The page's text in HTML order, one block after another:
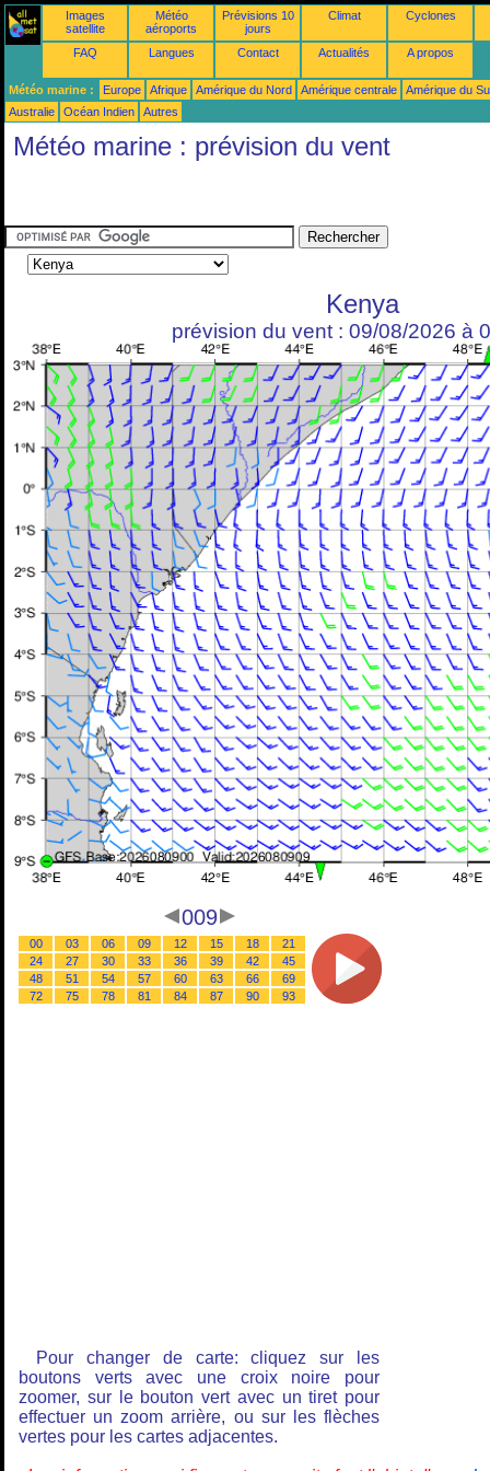
Images
satellite
Météo
aéroports
Prévisions 10
jours
Climat Cyclones
FAQ Langues Contact Actualités A propos
Météo marine : Europe Afrique Amérique du Nord Amérique centrale
Amérique du
Australie
Océan Indien Autres
Météo marine : prévision du vent
Kenya
prévision du vent : 09/08/2026 à
009
00 03 06 09 12 15 18
21
24
27 30 33 36 39 42
45
48
51 54 57 60 63 66
69
72
75 78 81 84 87 90 93
Pour changer de carte: cliquez sur les
boutons verts avec une croix noire pour
zoomer, sur le bouton vert avec un tiret pour
effectuer un zoom arrière, ou sur les flèches
vertes pour les cartes adjacentes.